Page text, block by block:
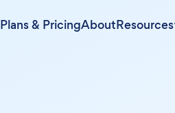
Plans & PricingAboutResources